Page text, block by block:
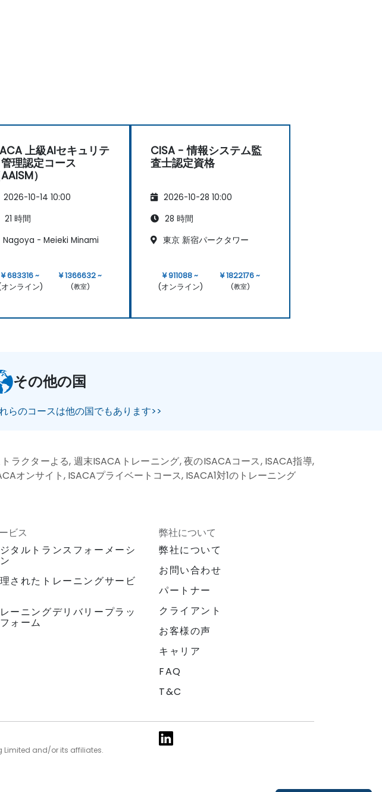
上級AIセキュリテ
管理認定コース
AAISM）
2026-10-14 10:00
21 時間
Nagoya - Meieki Minami
¥ 683316 ~
ンライン)
¥ 1366632 ~
(教室)
CISA - 情報システム監
査士認定資格
2026-10-28 10:00
28 時間
東京 新宿パークタワー
¥ 911088 ~
(オンライン)
¥ 1822176 ~
(教室)
その他の国
らのコースは他の国でもあります>>
ラクターよる, 週末ISACAトレーニング, 夜のISACAコース, ISACA指導,
オンサイト, ISACAプライベートコース, ISACA1対1のトレーニング
ビス
タルトランスフォーメーシ
されたトレーニングサービ
レーニングデリバリープラッ
ォーム
弊社について
弊社について
お問い合わせ
パートナー
クライアント
お客様の声
キャリア
FAQ
T&C
Limited and/or its affiliates.